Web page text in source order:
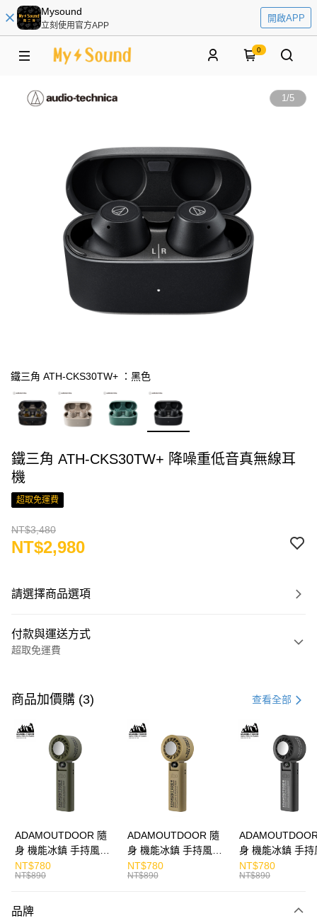
Mysound
立刻使用官方APP
開啟APP
0
1/5
鐵三角 ATH-CKS30TW+ ：黑色
鐵三角 ATH-CKS30TW+ 降噪重低音真無線耳
機
超取免運費
NT$3,480
NT$2,980
請選擇商品選項
付款與運送方式
超取免運費
信用卡一次付款
LINE Pay
Apple Pay
運送方式
免運費
商品加價購 (3) 查看全部
ADAMOUTDOOR 隨
身 機能冰鎮 手持風扇
掛繩
NT$780
NT$890
ADAMOUTDOOR 隨
身 機能冰鎮 手持風扇
掛繩
NT$780
NT$890
身 機能冰鎮 手持
掛繩
NT$780
NT$890
品牌